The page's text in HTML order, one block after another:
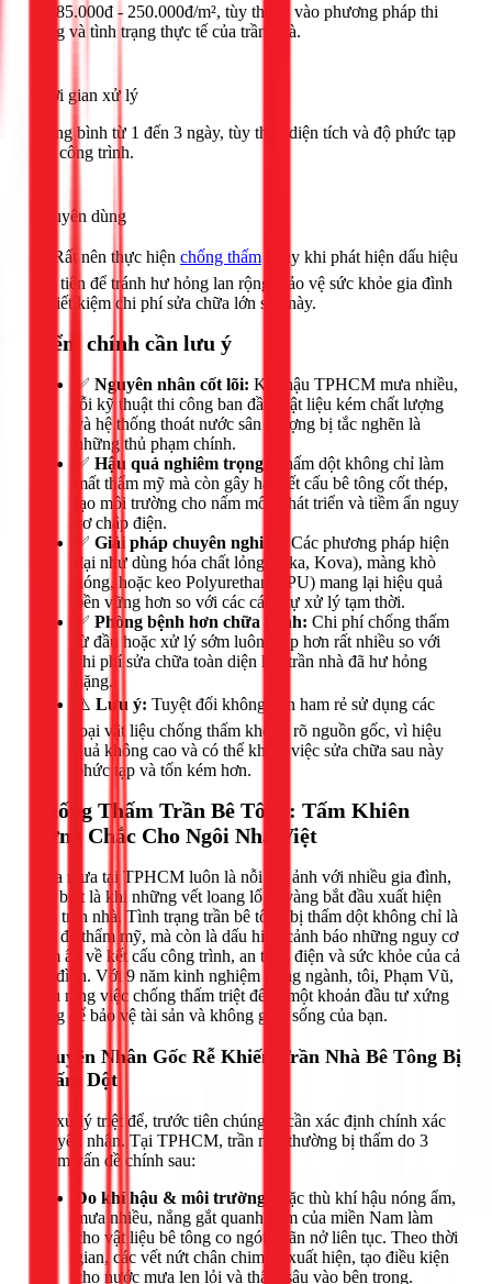
Từ 85.000đ - 250.000đ/m², tùy thuộc vào phương pháp thi
công và tình trạng thực tế của trần nhà.
Thời gian xử lý
Trung bình từ 1 đến 3 ngày, tùy theo diện tích và độ phức tạp
của công trình.
Khuyên dùng
🟢 Rất nên thực hiện chống thấm ngay khi phát hiện dấu hiệu
đầu tiên để tránh hư hỏng lan rộng, bảo vệ sức khỏe gia đình
và tiết kiệm chi phí sửa chữa lớn sau này.
Điểm chính cần lưu ý
✅ Nguyên nhân cốt lõi: Khí hậu TPHCM mưa nhiều,
lỗi kỹ thuật thi công ban đầu, vật liệu kém chất lượng
và hệ thống thoát nước sân thượng bị tắc nghẽn là
những thủ phạm chính.
✅ Hậu quả nghiêm trọng:
Thấm dột không chỉ làm
mất thẩm mỹ mà còn gây hại kết cấu bê tông cốt thép,
tạo môi trường cho nấm mốc phát triển và tiềm ẩn nguy
cơ chập điện.
✅ Giải pháp chuyên nghiệp:
Các phương pháp hiện
đại như dùng hóa chất lỏng (Sika, Kova), màng khò
nóng, hoặc keo Polyurethane (PU) mang lại hiệu quả
bền vững hơn so với các cách tự xử lý tạm thời.
✅ Phòng bệnh hơn chữa bệnh: Chi phí chống thấm
từ đầu hoặc xử lý sớm luôn thấp hơn rất nhiều so với
chi phí sửa chữa toàn diện khi trần nhà đã hư hỏng
nặng.
⚠️ Lưu ý: Tuyệt đối không nên ham rẻ sử dụng các
loại vật liệu chống thấm không rõ nguồn gốc, vì hiệu
quả không cao và có thể khiến việc sửa chữa sau này
phức tạp và tốn kém hơn.
Chống Thấm Trần Bê Tông: Tấm Khiên
Vững Chắc Cho Ngôi Nhà Việt
Mùa mưa tại TPHCM luôn là nỗi ám ảnh với nhiều gia đình,
đặc biệt là khi những vết loang lổ, ố vàng bắt đầu xuất hiện
trên trần nhà. Tình trạng trần bê tông bị thấm dột không chỉ là
vấn đề thẩm mỹ, mà còn là dấu hiệu cảnh báo những nguy cơ
tiềm ẩn về kết cấu công trình, an toàn điện và sức khỏe của cả
gia đình. Với 9 năm kinh nghiệm trong ngành, tôi, Phạm Vũ,
hiểu rằng việc chống thấm triệt để là một khoản đầu tư xứng
đáng để bảo vệ tài sản và không gian sống của bạn.
Nguyên Nhân Gốc Rễ Khiến Trần Nhà Bê Tông Bị
Thấm Dột
Để xử lý triệt để, trước tiên chúng ta cần xác định chính xác
nguyên nhân. Tại TPHCM, trần nhà thường bị thấm do 3
nhóm vấn đề chính sau:
Do khí hậu & môi trường:
Đặc thù khí hậu nóng ẩm,
mưa nhiều, nắng gắt quanh năm của miền Nam làm
cho vật liệu bê tông co ngót, giãn nở liên tục. Theo thời
gian, các vết nứt chân chim sẽ xuất hiện, tạo điều kiện
cho nước mưa len lỏi và thấm sâu vào bên trong.